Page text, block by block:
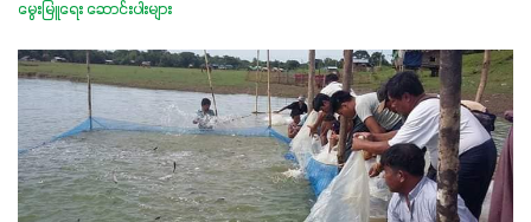
မွေးမြူရေး ဆောင်းပါးများ